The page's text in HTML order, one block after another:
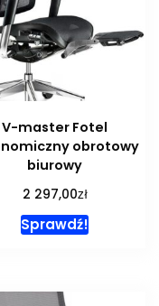
V-master Fotel
obrotowy
biurowy
2 297,00zł
Sprawdź!